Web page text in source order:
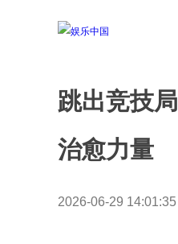
跳出竞技
治愈力量
2026-06-29